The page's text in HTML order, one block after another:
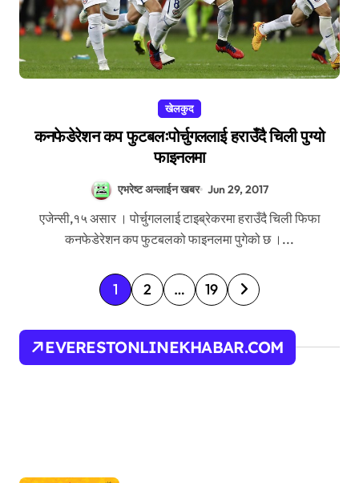
खेलकुद
कनफेडेरेशन कप फुटबलःपोर्चुगललाई हराउँदै चिली पुग्यो
फाइनलमा
एभरेष्ट अन्लाईन खबर Jun 29, 2017
एजेन्सी,१५ असार । पोर्चुगललाई टाइब्रेकरमा हराउँदै चिली फिफा
कनफेडेरेशन कप फुटबलको फाइनलमा पुगेको छ ।...
P
o
s
t
g
1 2 … 19
EVERESTONLINEKHABAR.COM